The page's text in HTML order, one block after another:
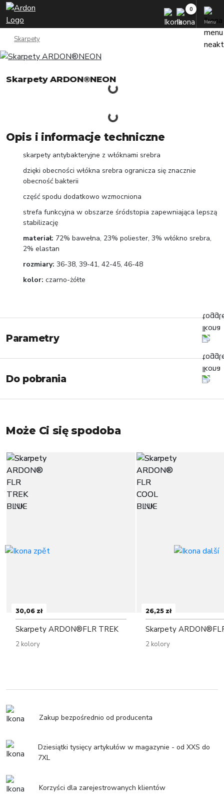
Menu
Skarpety
Skarpety ARDON®NEON
Opis i informacje techniczne
skarpety antybakteryjne z włóknami srebra
dzięki obecności włókna srebra ogranicza się znacznie
obecność bakterii
część spodu dodatkowo wzmocniona
strefa funkcyjna w obszarze śródstopia zapewniająca lepszą
stabilizację
materiał: 72% bawełna, 23% poliester, 3% włókno srebra,
2% elastan
rozmiary: 36-38, 39-41, 42-45, 46-48
kolor: czarno-żółte
Parametry
Do pobrania
Może Ci się spodoba
30,06 zł
Skarpety ARDON®FLR TREK
2 kolory
26,25 zł
Skarpety
2 kolory
Zakup bezpośrednio od producenta
Dziesiątki tysięcy artykułów w magazynie - od XXS do
7XL
Korzyści dla zarejestrowanych klientów